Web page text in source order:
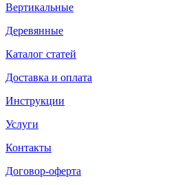
Вертикальные
Деревянные
Каталог статей
Доставка и оплата
Инструкции
Услуги
Контакты
Договор-оферта